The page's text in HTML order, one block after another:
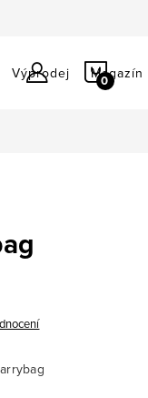
Výprodej Magazín